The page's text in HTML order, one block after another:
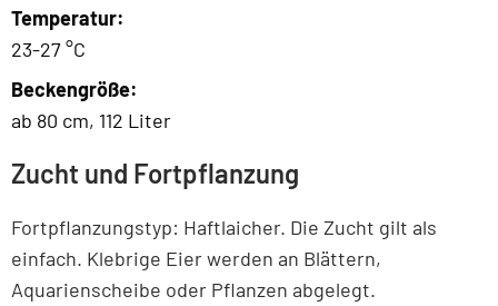
Temperatur:
23-27 °C
Beckengröße:
ab 80 cm, 112 Liter
Zucht und Fortpflanzung
Fortpflanzungstyp: Haftlaicher. Die Zucht gilt als
einfach. Klebrige Eier werden an Blättern,
Aquarienscheibe oder Pflanzen abgelegt.